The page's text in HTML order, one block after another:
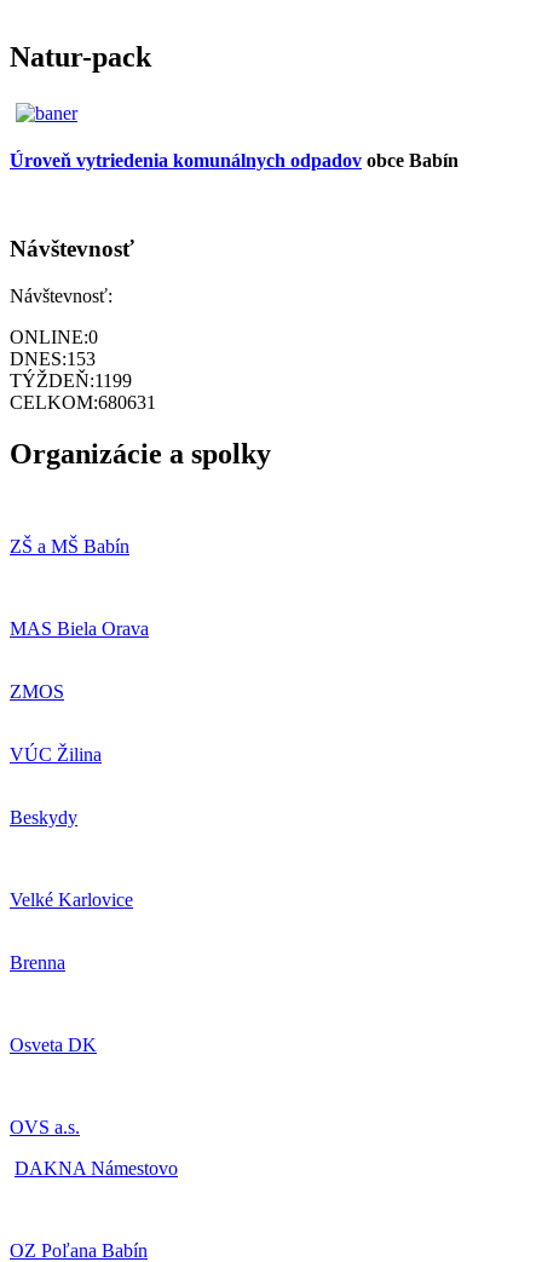
Natur-pack
Úroveň vytriedenia komunálnych odpadov obce Babín
Návštevnosť
Návštevnosť:
ONLINE:0
DNES:153
TÝŽDEŇ:1199
CELKOM:680631
Organizácie a spolky
ZŠ a MŠ Babín
MAS Biela Orava
ZMOS
VÚC Žilina
Beskydy
Velké Karlovice
Brenna
Osveta DK
OVS a.s.
DAKNA Námestovo
OZ Poľana Babín